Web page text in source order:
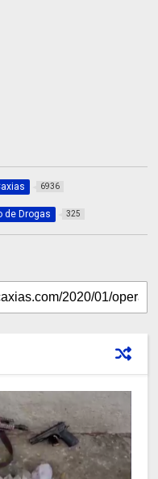
6936
de Drogas 325